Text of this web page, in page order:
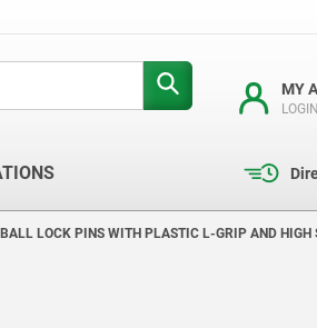
MY
LOGIN
BALL LOCK PINS WITH PLASTIC L-GRIP AND HIGH